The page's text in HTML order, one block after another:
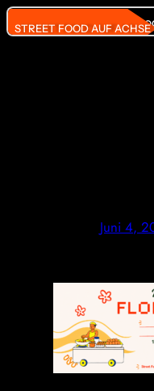
Direkt
zum
STREET FOOD AUF ACHSE
und unsere
Juni 4,